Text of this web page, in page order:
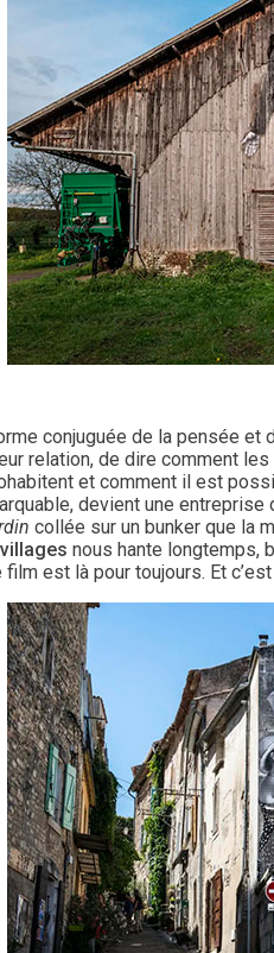
conjuguée de la pensée et
relation, de dire comment
et comment il est
devient une
collée sur un bunker que la
nous hante longtemps,
film est là pour toujours. Et